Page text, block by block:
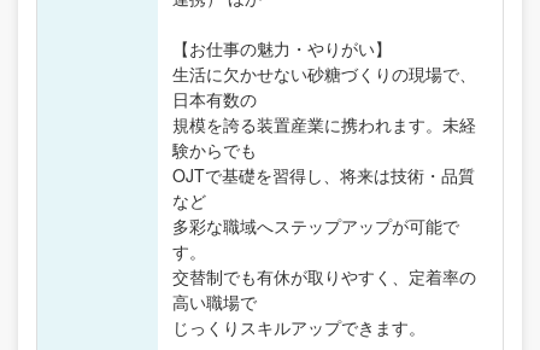
【お仕事の魅力・やりがい】
生活に欠かせない砂糖づくりの現場で、
日本有数の
規模を誇る装置産業に携われます。未経
験からでも
OJTで基礎を習得し、将来は技術・品質
など
多彩な職域へステップアップが可能で
す。
交替制でも有休が取りやすく、定着率の
高い職場で
じっくりスキルアップできます。